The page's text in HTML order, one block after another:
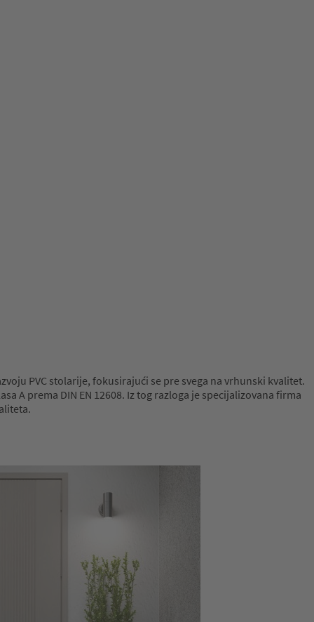
PVC stolarije, fokusirajući se pre svega na vrhunski kvalitet.
A prema DIN EN 12608. Iz tog razloga je specijalizovana firma